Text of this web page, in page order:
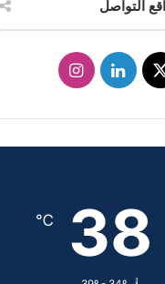
التواصل
ل
ن
د
إ
ا
س
38
℃